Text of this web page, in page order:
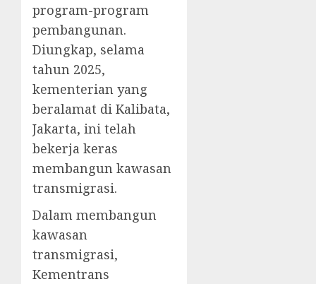
program-program
pembangunan.
Diungkap, selama
tahun 2025,
kementerian yang
beralamat di Kalibata,
Jakarta, ini telah
bekerja keras
membangun kawasan
transmigrasi.
Dalam membangun
kawasan
transmigrasi,
Kementrans